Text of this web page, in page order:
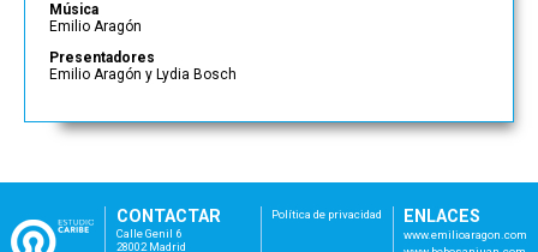
Música
Emilio Aragón
Presentadores
Emilio Aragón y Lydia Bosch
CONTACTAR
Calle Genil 6
28002 Madrid
Política de privacidad ENLACES
www.emilioaragon.com